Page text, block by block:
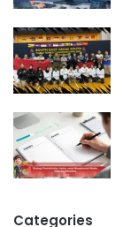
Categories